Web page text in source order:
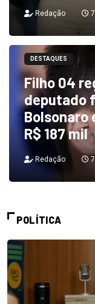
Redação
DESTAQUES
Filho 04
deputado
Bolsonaro
R$ 187 mil
Redação
POLÍTICA